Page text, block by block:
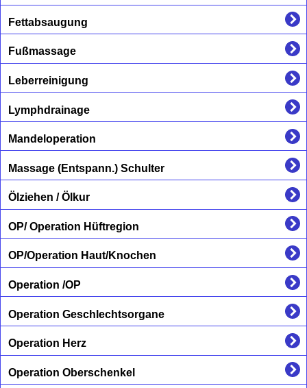
Fettabsaugung
Fußmassage
Leberreinigung
Lymphdrainage
Mandeloperation
Massage (Entspann.) Schulter
Ölziehen / Ölkur
OP/ Operation Hüftregion
OP/Operation Haut/Knochen
Operation /OP
Operation Geschlechtsorgane
Operation Herz
Operation Oberschenkel